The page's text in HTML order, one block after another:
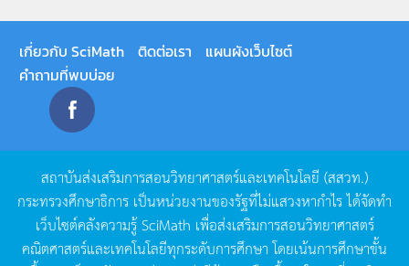
เกี่ยวกับ SciMath ติดต่อเรา
แผนผังเว็บไซต์
คำถามที่พบบ่อย
สถาบันส่งเสริมการสอนวิทยาศาสตร์และเทคโนโลยี (สสวท.)
กระทรวงศึกษาธิการ เป็นหน่วยงานของรัฐที่ไม่แสวงหากำไรได้จัดทำ
เว็บไซต์คลังความรู้SciMath เพื่อส่งเสริมการสอนวิทยาศาสตร์
คณิตศาสตร์และเทคโนโลยีทุกระดับการศึกษา โดยเน้นการศึกษาขั้น